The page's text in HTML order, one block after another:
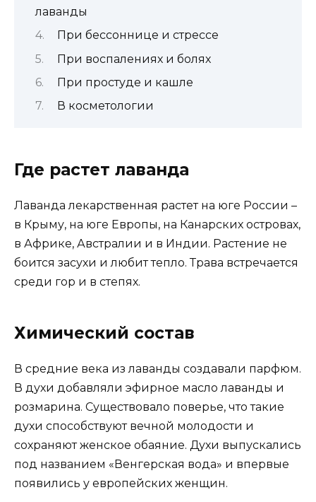
лаванды
При бессоннице и стрессе
При воспалениях и болях
При простуде и кашле
В косметологии
Где растет лаванда
Лаванда лекарственная растет на юге России –
в Крыму, на юге Европы, на Канарских островах,
в Африке, Австралии и в Индии. Растение не
боится засухи и любит тепло. Трава встречается
среди гор и в степях.
Химический состав
В средние века из лаванды создавали парфюм.
В духи добавляли эфирное масло лаванды и
розмарина. Существовало поверье, что такие
духи способствуют вечной молодости и
сохраняют женское обаяние. Духи выпускались
под названием «Венгерская вода» и впервые
появились у европейских женщин.